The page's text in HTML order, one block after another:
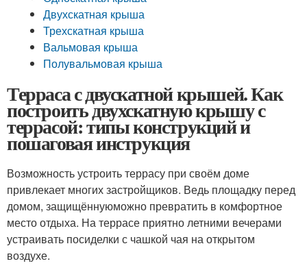
Двухскатная крыша
Трехскатная крыша
Вальмовая крыша
Полувальмовая крыша
Терраса с двускатной крышей. Как
построить двухскатную крышу с
террасой: типы конструкций и
пошаговая инструкция
Возможность устроить террасу при своём доме
привлекает многих застройщиков. Ведь площадку перед
домом, защищённуюможно превратить в комфортное
место отдыха. На террасе приятно летними вечерами
устраивать посиделки с чашкой чая на открытом
воздухе.